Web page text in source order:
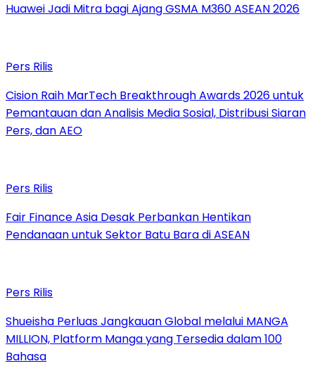
Huawei Jadi Mitra bagi Ajang GSMA M360 ASEAN 2026
Pers Rilis
Cision Raih MarTech Breakthrough Awards 2026 untuk
Pemantauan dan Analisis Media Sosial, Distribusi Siaran
Pers, dan AEO
Pers Rilis
Fair Finance Asia Desak Perbankan Hentikan
Pendanaan untuk Sektor Batu Bara di ASEAN
Pers Rilis
Shueisha Perluas Jangkauan Global melalui MANGA
MILLION, Platform Manga yang Tersedia dalam 100
Bahasa